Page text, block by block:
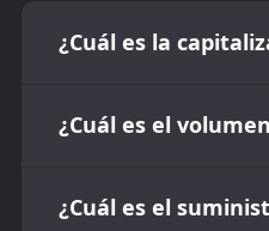
¿Cuál es la
¿Cuál es el
¿Cuál es el